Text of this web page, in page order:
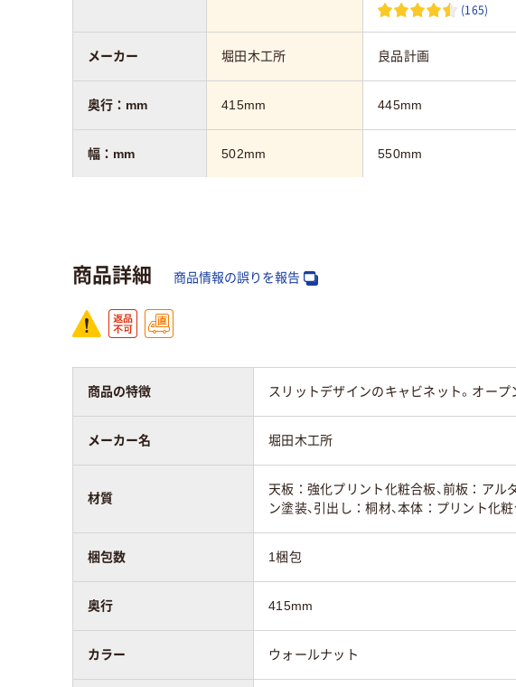
(165)
堀田木工所 良品計画
415mm 445mm
502mm 550mm
メーカー
奥行：mm
幅：mm
商品詳細 商品情報の誤りを報告
商品の特徴 スリットデザインのキャビネット。オープ
メーカー名 堀田木工所
材質
天板：強化プリント化粧合板、前板：アル
ン塗装、引出し：桐材、本体：プリント化
梱包数 1梱包
奥行 415mm
カラー ウォールナット